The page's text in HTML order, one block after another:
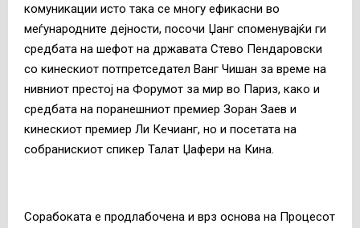
комуникации исто така се многу ефикасни во
меѓународните дејности, посочи Џанг споменувајќи ги
средбата на шефот на државата Стево Пендаровски
со кинескиот потпретседател Ванг Чишан за време на
нивниот престој на Форумот за мир во Париз, како и
средбата на поранешниот премиер Зоран Заев и
кинескиот премиер Ли Кечианг, но и посетата на
собранискиот спикер Талат Џафери на Кина.
Сорабоката е продлабочена и врз основа на Процесот